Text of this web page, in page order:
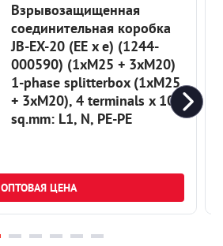
Взрывозащищенная
соединительная коробка
JB-EX-20 (EE x e) (1244-
000590) (1xM25 + 3xM20)
1-phase splitterbox (1xM25
+ 3xM20), 4 terminals x 10
sq.mm: L1, N, PE-PE
ОПТОВАЯ ЦЕНА